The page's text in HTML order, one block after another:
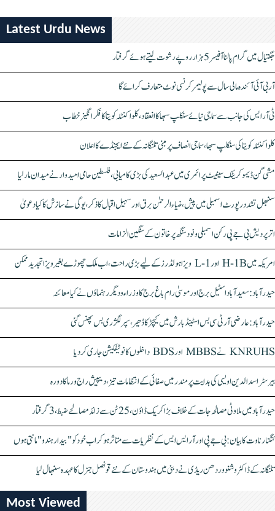
Latest Urdu News
جگتیال میں گرام پالنا آفیسر 5 ہزار روپے رشوت لیتے ہوئے گرفتار
آر بی آئی آئندہ مالی سال سے پولیمر کرنسی نوٹ متعارف کرائے گا
ٹی آر ایس کی جانب سے سماجی نیائے سنکلپ سبھا کا انعقاد، کلواکنٹلہ کویتا کا فکر انگیز خطاب
کلواکنٹلہ کویتا کی سنکلپ سبھا، سماجی انصاف پر مبنی تلنگانہ کے نئے ایجنڈے کا اعلان
مشی گن ڈیموکریٹک سینیٹ پرائمری میں عبدالسعید کی بڑی کامیابی، فلسطین حامی امیدوار نے میدان مار لیا
سنبھل تشدد رپورٹ اسمبلی میں پیش، ضیاء الرحمٰن برق اور سہیل اقبال کا ذکر، یوگی نے سازش کا کیا دعویٰ
اتر پردیش بی جے پی رکن اسمبلی ونود سنگھ پر خاتون کے سنگین الزامات
امریکہ میں H-1B اور L-1 ویزا ہولڈرز کے لیے بڑی راحت، اب ملک چھوڑے بغیر ویزا تجدید ممکن
حیدرآباد: سعیدآباد اسٹیل برج اور موسیٰ رام باغ برج کا وزراء و دیگر رہنماؤں نے کیا معائنہ
حیدرآباد: عارضی آر ٹی سی بس اسٹینڈ بارش میں کیچڑ کا ڈھیر، سپر لگژری بس پھنس گئی
KNRUHS نے MBBS اور BDS داخلوں کا نوٹیفکیشن جاری کر دیا
بیرسٹر اسدالدین اویسی کی ہدایت پر مندر میں صفائی کے انتظامات تیز، دیپیش راج ورما کا دورہ
حیدرآباد میں ملاوٹی مصالحہ جات کے خلاف بڑا کریک ڈاؤن، 25 ٹن سے زائد مصالحے ضبط، 3 گرفتار
کنگنا رناوت کا بیان: بی جے پی اور آر ایس ایس کے نظریات سے متاثر ہو کر اب خود کو "بیدار ہندو" مانتی ہوں
تلنگانہ کے ڈاکٹر وشنو وردھن ریڈی نے دبئی میں ہندوستان کے نئے قونصل جنرل کا عہدہ سنبھال لیا
Most Viewed